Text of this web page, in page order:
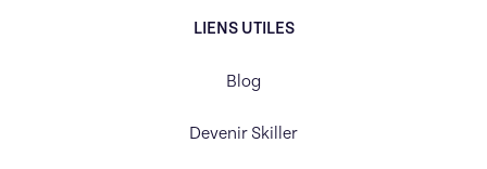
LIENS UTILES
Blog
Devenir Skiller